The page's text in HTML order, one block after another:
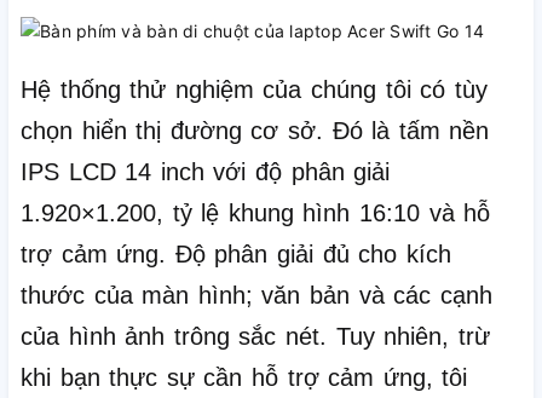
Hệ thống thử nghiệm của chúng tôi có tùy
chọn hiển thị đường cơ sở. Đó là tấm nền
IPS LCD 14 inch với độ phân giải
1.920×1.200, tỷ lệ khung hình 16:10 và hỗ
trợ cảm ứng. Độ phân giải đủ cho kích
thước của màn hình;văn bản và các cạnh
của hình ảnh trông sắc nét. Tuy nhiên, trừ
khi bạn thực sự cần hỗ trợ cảm ứng, tôi